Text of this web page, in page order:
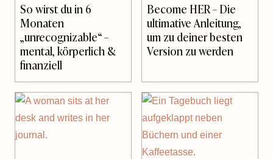
So wirst du in 6
Monaten
„unrecognizable“ –
mental, körperlich &
finanziell
Become HER – Die
ultimative Anleitung,
um zu deiner besten
Version zu werden